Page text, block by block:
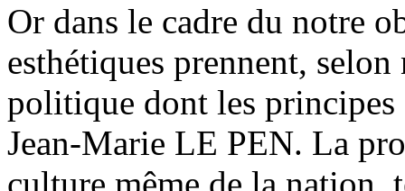
Or dans le cadre du notre
esthétiques prennent,
politique dont les
Jean-Marie LE PEN. La